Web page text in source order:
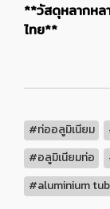
**วัสดุหลากห
ไทย**
#ท่ออลูมิเนียม
#อลูมิเนียมท่อ
#aluminium